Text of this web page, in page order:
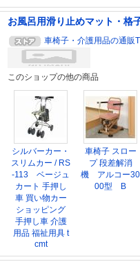
お風呂用滑り止めマット・
車椅子・介護用品の通販
このショップの他の商品
シルバーカー・
スリムカー / RS
-113 ベージュ
カート 手押し
車 買い物カー
ショッピング
手押し車 介護
用品 福祉用具 t
cmt
車椅子 スロー
プ 段差解消
機 アルコー30
00型 B